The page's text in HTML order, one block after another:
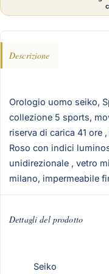
Descrizione
Orologio uomo seiko,
collezione 5 sports,
riserva di carica 41 ore
Roso con indici
unidirezionale , vetro
milano, impermeabile
Dettagli del prodotto
Seiko